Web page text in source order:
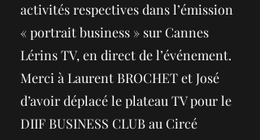
activités respectives dans l’émission
« portrait business » sur Cannes
Lérins TV, en direct de l’événement.
Merci à Laurent BROCHET et José
d’avoir déplacé le plateau TV pour le
DIIF BUSINESS CLUB au Circé